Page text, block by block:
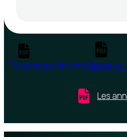
Télécharger la ficheVisite
Les